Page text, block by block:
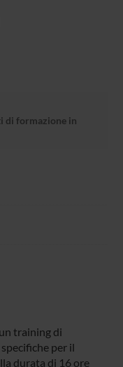
di formazione in
training di
per il
durata di 16 ore